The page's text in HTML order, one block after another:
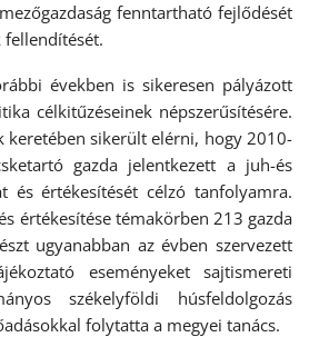
fenntartható fejlődését
fellendítését.
években is sikeresen pályázott
célkitűzéseinek népszerűsítésére.
keretében sikerült elérni, hogy 2010-
gazda jelentkezett a juh-és
és értékesítését célzó tanfolyamra.
értékesítése témakörben 213 gazda
ugyanabban az évben szervezett
eseményeket sajtismereti
székelyföldi húsfeldolgozás
folytatta a megyei tanács.